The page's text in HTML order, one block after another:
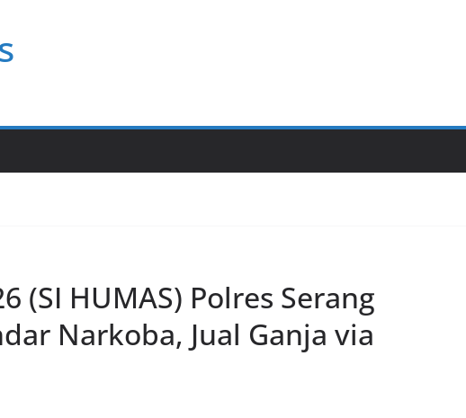
(SI HUMAS) Polres Serang
Narkoba, Jual Ganja via